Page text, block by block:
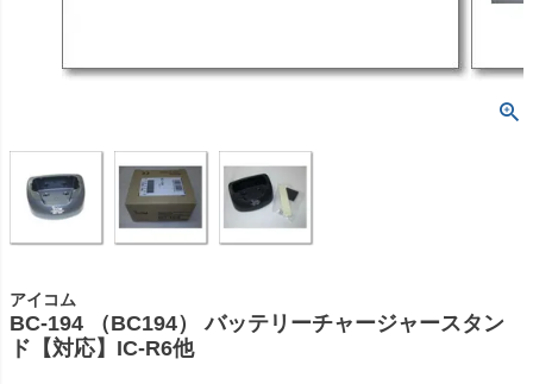
アイコム
BC-194 （BC194） バッテリーチャージャースタン
ド【対応】IC-R6他